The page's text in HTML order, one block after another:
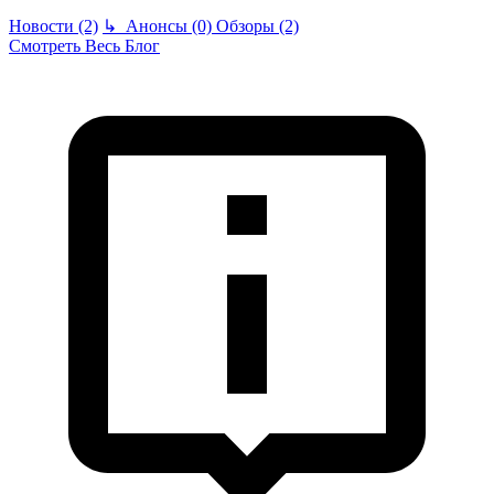
Новости (2) ↳ Анонсы (0) Обзоры (2)
Смотреть Весь Блог